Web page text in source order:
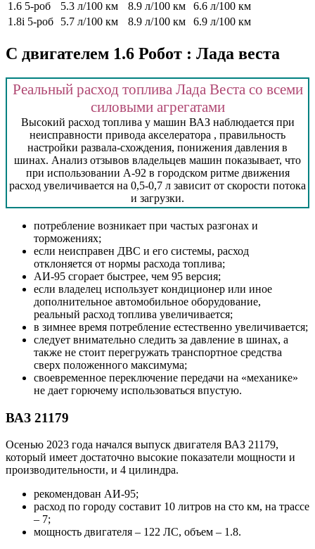
1.6 5-роб
5.3 л/100 км 8.9 л/100 км
6.6 л/100 км
1.8i 5-роб
5.7 л/100 км 8.9 л/100 км 6.9 л/100 км
С двигателем 1.6 Робот : Лада веста
Реальный расход топлива Лада Веста со всеми
силовыми агрегатами
Высокий расход топлива у машин ВАЗ наблюдается при
неисправности привода акселератора , правильность
настройки развала-схождения, понижения давления в
шинах. Анализ отзывов владельцев машин показывает, что
при использовании А-92 в городском ритме движения
расход увеличивается на 0,5-0,7 л зависит от скорости потока
и загрузки.
потребление возникает при частых разгонах и
торможениях;
если неисправен ДВС и его системы, расход
отклоняется от нормы расхода топлива;
АИ-95 сгорает быстрее, чем 95 версия;
если владелец использует кондиционер или иное
дополнительное автомобильное оборудование,
реальный расход топлива увеличивается;
в зимнее время потребление естественно увеличивается;
следует внимательно следить за давление в шинах, а
также не стоит перегружать транспортное средства
сверх положенного максимума;
своевременное переключение передачи на «механике»
не дает горючему использоваться впустую.
ВАЗ 21179
Осенью 2023 года начался выпуск двигателя ВАЗ 21179,
который имеет достаточно высокие показатели мощности и
производительности, и 4 цилиндра.
рекомендован АИ-95;
расход по городу составит 10 литров на сто км, на трассе
– 7;
мощность двигателя – 122 ЛС, объем – 1.8.